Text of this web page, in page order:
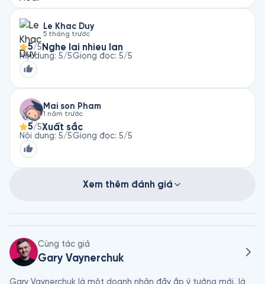
Le Khac Duy
5 tháng trước
5/5 Nghe lai nhieu lan
Nội dung: 5/5Giọng đọc: 5/5
Mai son Pham
1 năm trước
5/5Xuất sắc
Nội dung: 5/5Giọng đọc: 5/5
Xem thêm đánh giá
Cùng tác giả
Gary Vaynerchuk
Gary Vaynerchuk là một doanh nhân đầy ắp ý tưởng mới, là